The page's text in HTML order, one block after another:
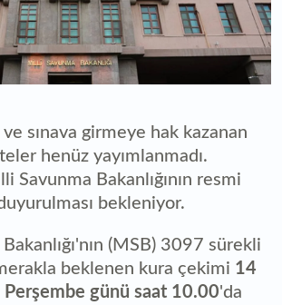
ve sınava girmeye hak kazanan
henüz yayımlanmadı.
Savunma Bakanlığının resmi
bekleniyor.
(MSB) 3097 sürekli
beklenen kura çekimi 14
günü saat 10.00'da